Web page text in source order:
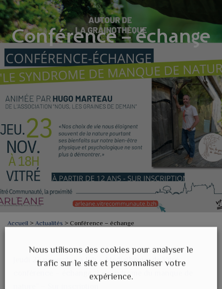
Conférence – échange
Accueil > Actualités > Conférence – échange
Jeudi 23 novembre à 18h – Médiathèque de Vitré :
conférence – échange “Le syndrome du manque de
Nous utilisons des cookies pour analyser le
trafic sur le site et personnaliser votre
expérience.